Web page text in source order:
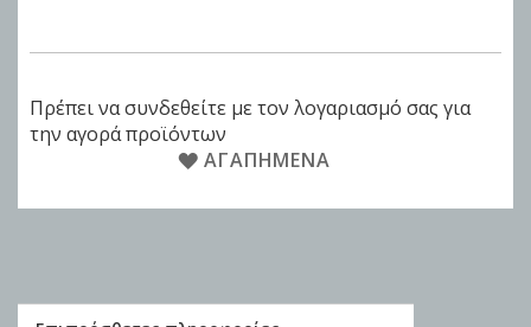
Πρέπει να συνδεθείτε με τον λογαριασμό σας για
την αγορά προϊόντων
ΑΓΑΠΗΜΈΝΑ